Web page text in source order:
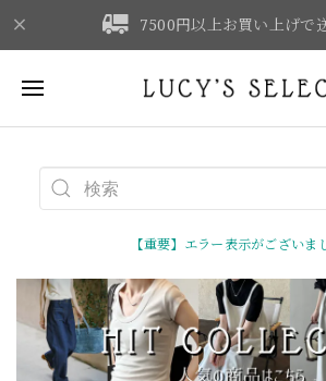
7500円以上お買い上げで
【重要】エラー表示がございま